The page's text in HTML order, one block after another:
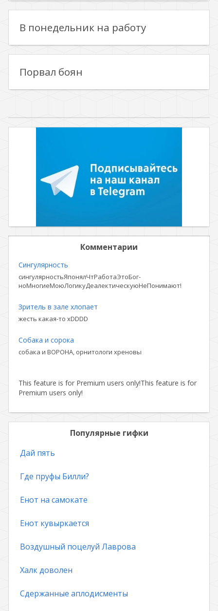
В понедельник на работу
Порвал боян
Комментарии
Сингулярность
сингулярностьЯпонялЧтРаботаЭтоБог-
ноМногиеМоюЛогикуДеалектическуюНеПонимают!
Зритель в зале хлопает
жесть какая-то xDDDD
Собака и сорока
собака и ВОРОНА, орнитологи хреновы
This feature is for Premium users only!This feature is for
Premium users only!
Популярные гифки
Дай пять
Где пруфы Билли?
Енот на самокате
Енот кувыркается
Воздушный поцелуй Лаврова
Халк доволен
Сдержанные аплодисменты